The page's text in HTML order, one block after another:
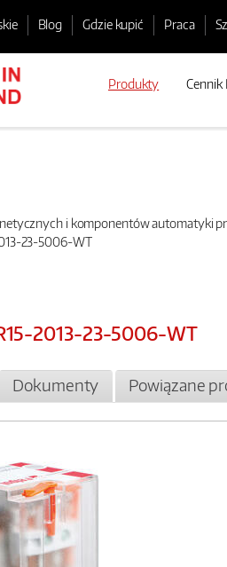
Blog Gdzie kupić Praca
Produkty Cennik
i komponentów automatyki
23-5006-WT
2013-23-5006-WT
Dokumenty Powiązane